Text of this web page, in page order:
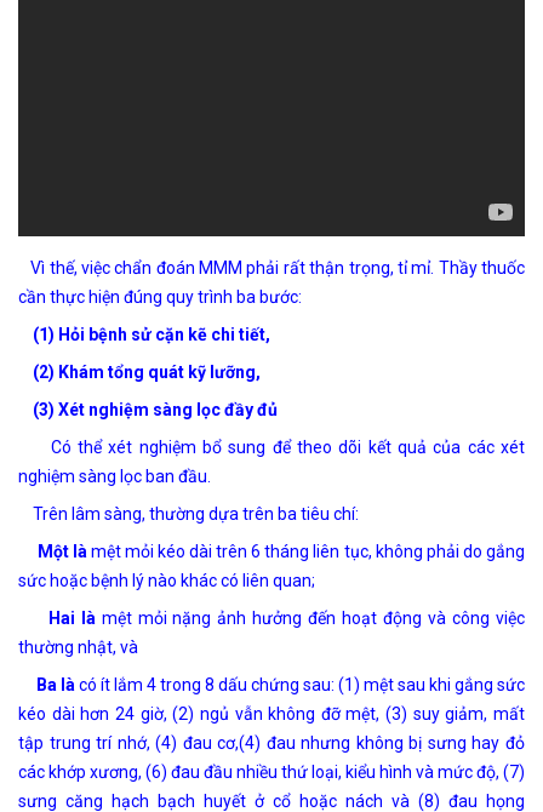
Vì thế, việc chẩn đoán MMM phải rất thận trọng, tỉ mỉ. Thầy thuốc
cần thực hiện đúng quy trình ba bước:
(1) Hỏi bệnh sử cặn kẽ chi tiết,
(2) Khám tổng quát kỹ lưỡng,
(3) Xét nghiệm sàng lọc đầy đủ
Có thể xét nghiệm bổ sung để theo dõi kết quả của các xét
nghiệm sàng lọc ban đầu.
Trên lâm sàng, thường dựa trên ba tiêu chí:
Một là mệt mỏi kéo dài trên 6 tháng liên tục, không phải do gắng
sức hoặc bệnh lý nào khác có liên quan;
Hai là mệt mỏi nặng ảnh hưởng đến hoạt động và công việc
thường nhật, và
Ba là có ít lắm 4 trong 8 dấu chứng sau: (1) mệt sau khi gắng sức
kéo dài hơn 24 giờ, (2) ngủ vẫn không đỡ mệt, (3) suy giảm, mất
tập trung trí nhớ, (4) đau cơ,(4) đau nhưng không bị sưng hay đỏ
các khớp xương, (6) đau đầu nhiều thứ loại, kiểu hình và mức độ, (7)
sưng căng hạch bạch huyết ở cổ hoặc nách và (8) đau họng